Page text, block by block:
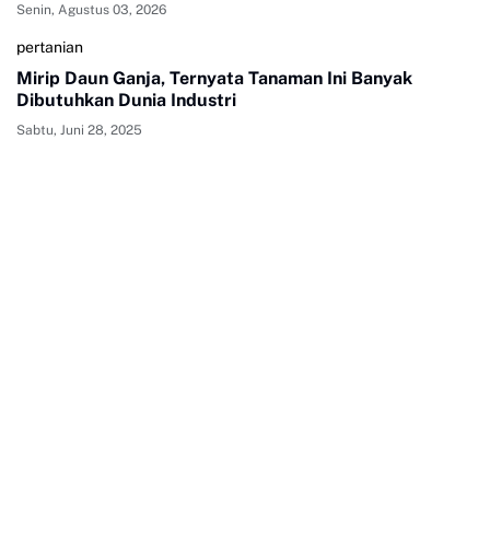
Senin, Agustus 03, 2026
pertanian
Mirip Daun Ganja, Ternyata Tanaman Ini Banyak
Dibutuhkan Dunia Industri
Sabtu, Juni 28, 2025